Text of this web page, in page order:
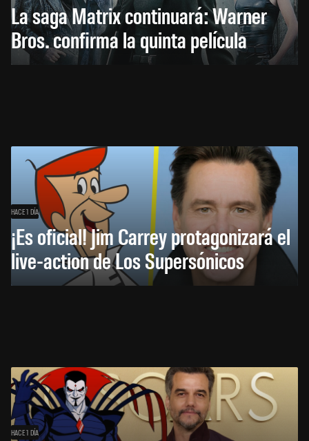
La saga Matrix continuará: Warner
Bros. confirma la quinta película
HACE 1 DÍA
¡Es oficial! Jim Carrey protagonizará el
live-action de Los Supersónicos
HACE 1 DÍA